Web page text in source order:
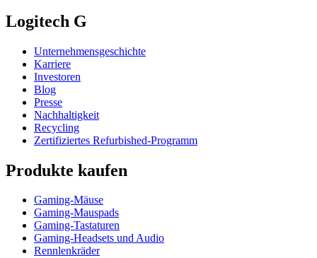
Logitech G
Unternehmensgeschichte
Karriere
Investoren
Blog
Presse
Nachhaltigkeit
Recycling
Zertifiziertes Refurbished-Programm
Produkte kaufen
Gaming-Mäuse
Gaming-Mauspads
Gaming-Tastaturen
Gaming-Headsets und Audio
Rennlenkräder